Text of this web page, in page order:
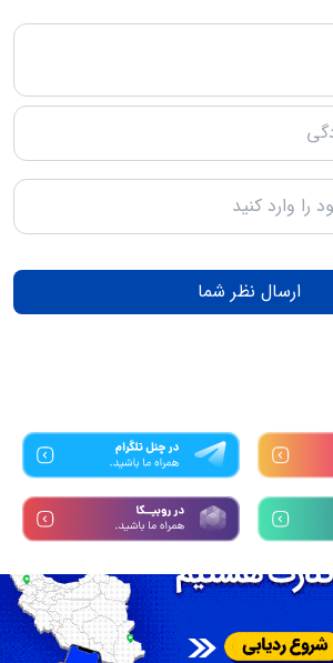
ارسال نظر شما
این سرویس متعلق به سامانههمیاب24 میباشد.